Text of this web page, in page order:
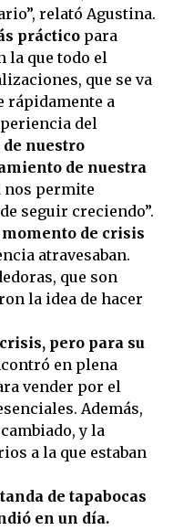
relató Agustina.
práctico para
la que todo el
que se va
rápidamente a
del
nuestro
de nuestra
nos permite
seguir creciendo”.
de crisis
atravesaban.
que son
la idea de hacer
pero para su
en plena
vender por el
Además,
y la
a la que estaban
de tapabocas
en un día.